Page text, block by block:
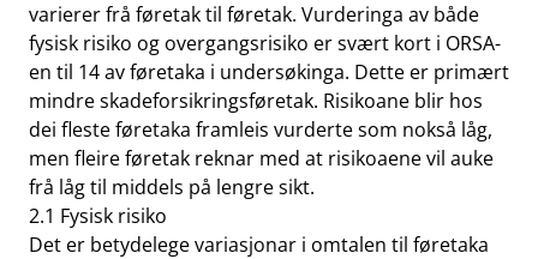
varierer frå føretak til føretak. Vurderinga av både
fysisk risiko og overgangsrisiko er svært kort i ORSA-
en til 14 av føretaka i undersøkinga. Dette er primært
mindre skadeforsikringsføretak. Risikoane blir hos
dei fleste føretaka framleis vurderte som nokså låg,
men fleire føretak reknar med at risikoaene vil auke
frå låg til middels på lengre sikt.
2.1 Fysisk risiko
Det er betydelege variasjonar i omtalen til føretaka